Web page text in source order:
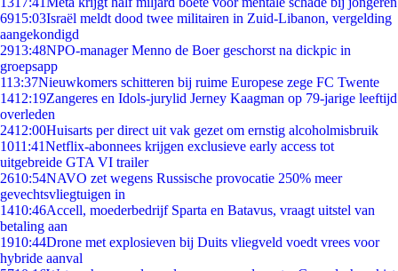
6915:03Israël meldt dood twee militairen in Zuid-Libanon, vergelding
aangekondigd
2913:48NPO-manager Menno de Boer geschorst na dickpic in
groepsapp
113:37Nieuwkomers schitteren bij ruime Europese zege FC Twente
1412:19Zangeres en Idols-jurylid Jerney Kaagman op 79-jarige leeftijd
overleden
2412:00Huisarts per direct uit vak gezet om ernstig alcoholmisbruik
1011:41Netflix-abonnees krijgen exclusieve early access tot
uitgebreide GTA VI trailer
2610:54NAVO zet wegens Russische provocatie 250% meer
gevechtsvliegtuigen in
1410:46Accell, moederbedrijf Sparta en Batavus, vraagt uitstel van
betaling aan
1910:44Drone met explosieven bij Duits vliegveld voedt vrees voor
hybride aanval